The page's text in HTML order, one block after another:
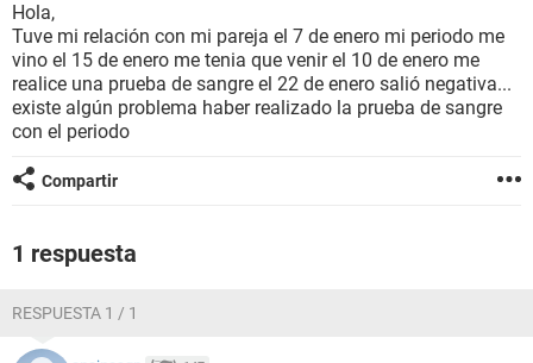
BIENESTAR
SEXUALIDAD
GLOSARIO
Hola,
Tuve mi relación con mi pareja el 7 de enero mi periodo me
vino el 15 de enero me tenia que venir el 10 de enero me
realice una prueba de sangre el 22 de enero salió negativa...
existe algún problema haber realizado la prueba de sangre
con el periodo
Compartir
1 respuesta
RESPUESTA 1 / 1